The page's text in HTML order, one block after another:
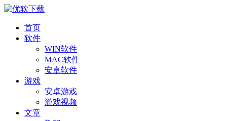
首页
软件
WIN软件
MAC软件
安卓软件
游戏
安卓游戏
游戏视频
文章